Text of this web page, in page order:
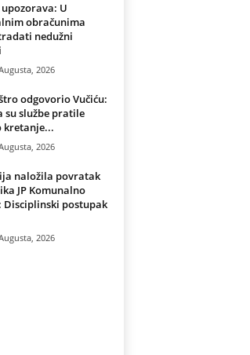
U
obračunima
nedužni
2026
odgovorio Vučiću:
su službe pratile
kretanje...
2026
naložila povratak
JP Komunalno
Disciplinski postupak
2026